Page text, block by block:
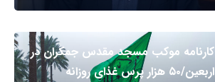
کارنامه موکب مسجد مقدس جمکران در
اربعین/۵۰ هزار پرس غذای روزانه